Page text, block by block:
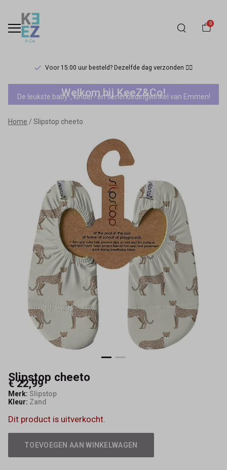
0
Voor 15:00 uur besteld? Dezelfde dag verzonden 🏃‍♀️
Slipstop
cheeto
Welkom bij KeeZ&Co!
De leukste baby-, kinder- en tienerkledingwinkel van Emmen!
Home Slipstop cheeto
Slipstop cheeto
€ 22,99
Merk: Slipstop
Kleur: Zand
Dit product is uitverkocht.
TOEVOEGEN AAN WINKELWAGEN